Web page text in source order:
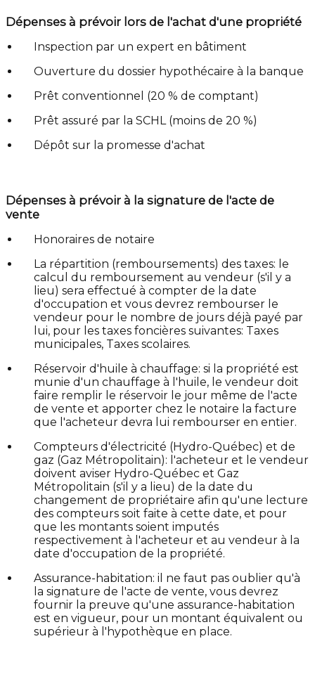
Dépenses à prévoir lors de l'achat d'une propriété
Inspection par un expert en bâtiment
Ouverture du dossier hypothécaire à la banque
Prêt conventionnel (20 % de comptant)
Prêt assuré par la SCHL (moins de 20 %)
Dépôt sur la promesse d'achat
Dépenses à prévoir à la signature de l'acte de
vente
Honoraires de notaire
La répartition (remboursements) des taxes: le
calcul du remboursement au vendeur (s'il y a
lieu) sera effectué à compter de la date
d'occupation et vous devrez rembourser le
vendeur pour le nombre de jours déjà payé par
lui, pour les taxes foncières suivantes: Taxes
municipales, Taxes scolaires.
Réservoir d'huile à chauffage: si la propriété est
munie d'un chauffage à l'huile, le vendeur doit
faire remplir le réservoir le jour même de l'acte
de vente et apporter chez le notaire la facture
que l'acheteur devra lui rembourser en entier.
Compteurs d'électricité (Hydro-Québec) et de
gaz (Gaz Métropolitain): l'acheteur et le vendeur
doivent aviser Hydro-Québec et Gaz
Métropolitain (s'il y a lieu) de la date du
changement de propriétaire afin qu'une lecture
des compteurs soit faite à cette date, et pour
que les montants soient imputés
respectivement à l'acheteur et au vendeur à la
date d'occupation de la propriété.
Assurance-habitation: il ne faut pas oublier qu'à
la signature de l'acte de vente, vous devrez
fournir la preuve qu'une assurance-habitation
est en vigueur, pour un montant équivalent ou
supérieur à l'hypothèque en place.